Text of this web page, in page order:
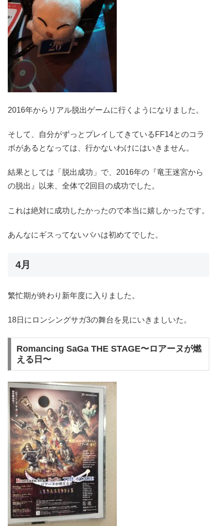
2016年からリアル脱出ゲームに行くようになりました。
そして、自分がずっとプレイしてきているFF14とのコラ
ボがあるとなっては、行かないわけにはいきません。
結果としては「脱出成功」で、2016年の『竜王迷宮から
の脱出』以来、全体で2回目の成功でした。
これは絶対に成功したかったので本当に嬉しかったです。
あんなにギスってないバハは初めてでした。
4月
繁忙期が終わり新年度に入りました。
18日にロンシングサガ3の舞台を見にいきましいた。
Romancing SaGa THE STAGE〜ロアーヌが燃
える日〜